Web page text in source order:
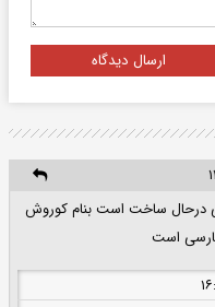
ارسال دیدگاه
درحال ساخت است بنام کوروش
است